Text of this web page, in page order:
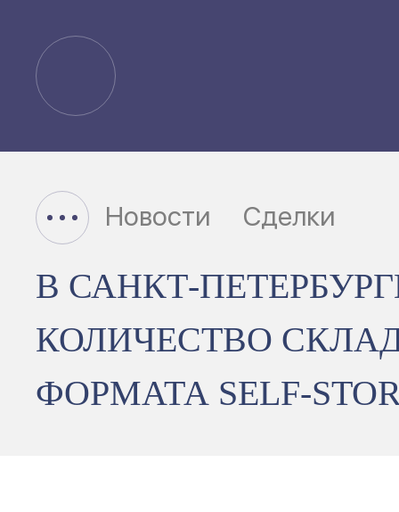
Новости Сделки
В САНКТ-
КОЛИЧЕСТВО
ФОРМАТА SELF-